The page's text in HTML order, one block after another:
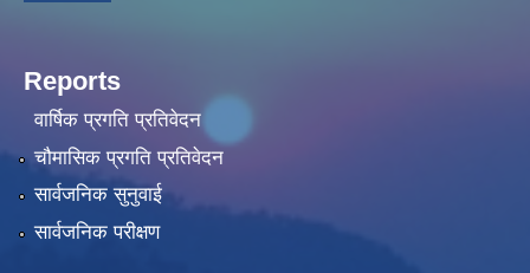
Reports
वार्षिक प्रगति प्रतिवेदन
चौमासिक प्रगति प्रतिवेदन
सार्वजनिक सुनुवाई
सार्वजनिक परीक्षण